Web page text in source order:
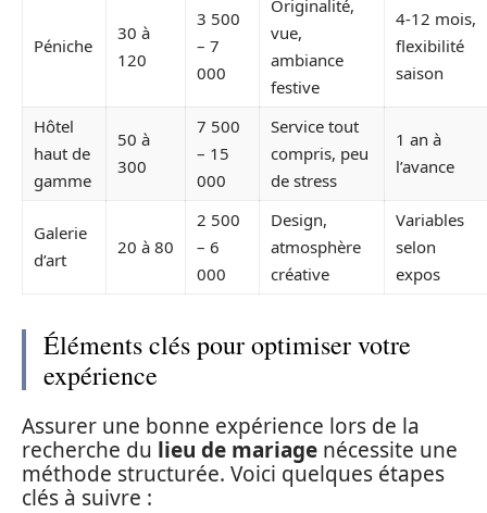
Péniche
30 à
120
3 500
– 7
000
Originalité,
vue,
ambiance
festive
4-12 mois,
flexibilité
saison
Hôtel
haut de
gamme
50 à
300
7 500
– 15
000
Service tout
compris, peu
de stress
1 an à
l’avance
Galerie
d’art
20 à 80
2 500
– 6
000
Design,
atmosphère
créative
Variables
selon
expos
Éléments clés pour optimiser votre
expérience
Assurer une bonne expérience lors de la
recherche du lieu de mariage nécessite une
méthode structurée. Voici quelques étapes
clés à suivre :